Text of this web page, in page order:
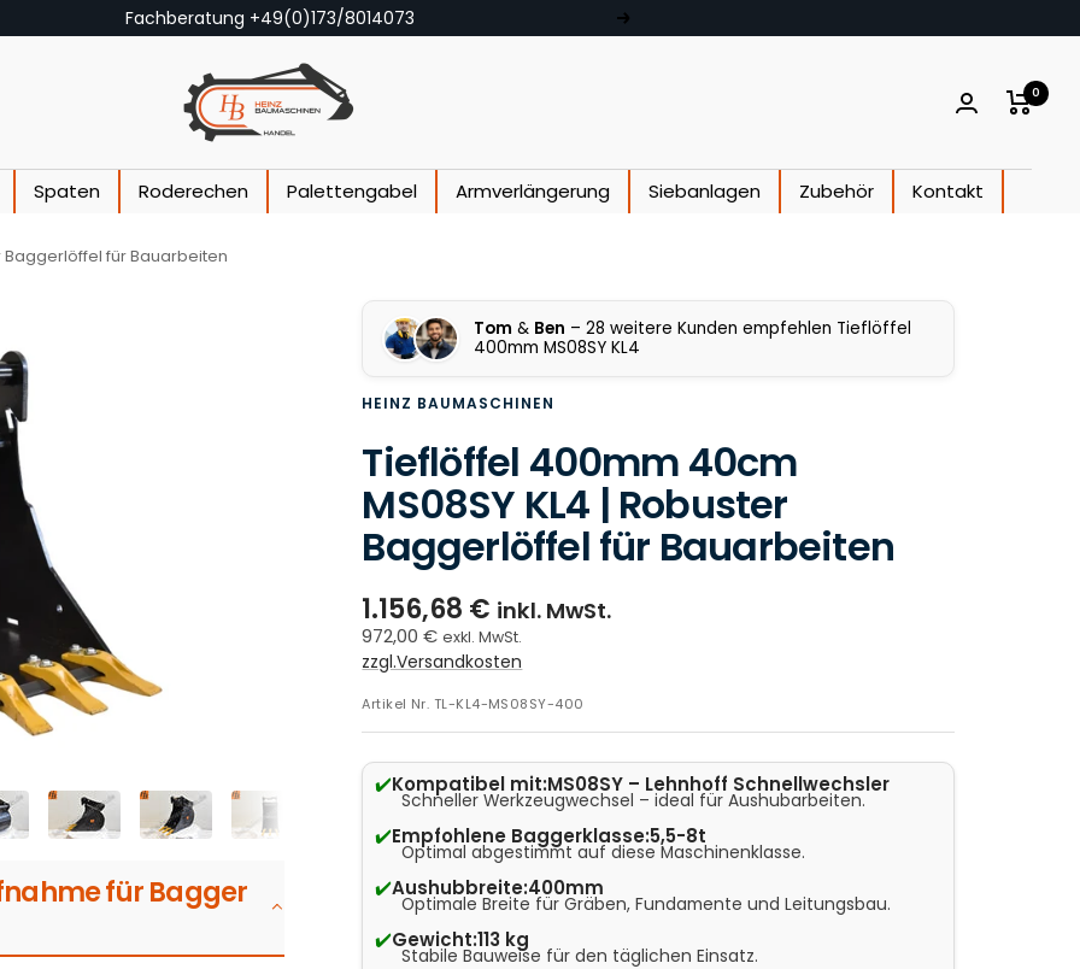
Fachberatung +49(0)173/8014073
Weiter
Heinz Baumaschinen
0
Spaten Roderechen Palettengabel Armverlängerung Siebanlagen Zubehör Kontakt
Baggerlöffel für Bauarbeiten
für Bagger
Tom & Ben
400mm MS08SY KL4
HEINZ BAUMASCHINEN
Tieflöffel 400mm 40cm
MS08SY KL4 | Robuster
Baggerlöffel für Bauarbeiten
1.156,68 € inkl. MwSt.
972,00 € exkl. MwSt.
zzgl.Versandkosten
Artikel Nr. TL-KL4-MS08SY-400
✔️Kompatibel mit:MS08SY – Lehnhoff Schnellwechsler
Schneller Werkzeugwechsel – ideal für Aushubarbeiten.
✔️Empfohlene Baggerklasse:5,5-8t
Optimal abgestimmt auf diese Maschinenklasse.
✔️Aushubbreite:400mm
Optimale Breite für Gräben, Fundamente und Leitungsbau.
✔️Gewicht:113 kg
Stabile Bauweise für den täglichen Einsatz.